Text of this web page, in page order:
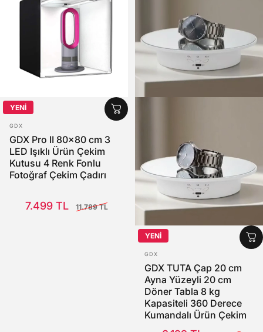
YENİ
SATICI:
GDX
GDX Pro II 80x80 cm 3
LED Işıklı Ürün Çekim
Kutusu 4 Renk Fonlu
Fotoğraf Çekim Çadırı
7.499 TL
11.789 TL
YENİ
SATICI:
GDX
GDX TUTA Çap 20 cm
Ayna Yüzeyli 20 cm
Döner Tabla 8 kg
Kapasiteli 360 Derece
Kumandalı Ürün Çekim
Platformu